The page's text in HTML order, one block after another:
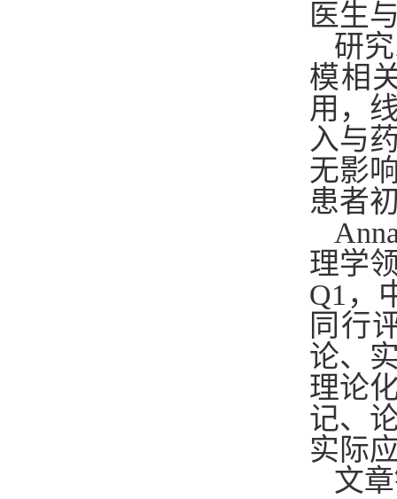
医生
研
模相
用，
入与
无影
患者
理学
Q1，
同行
论、
理论
记、
实际
文